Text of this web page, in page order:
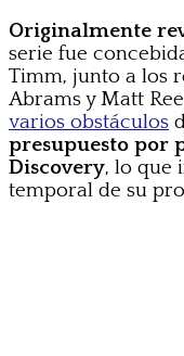
Originalmente
serie fue
Timm, junto a los
Abrams y Matt
varios obstáculos
presupuesto por
Discovery, lo que
temporal de su